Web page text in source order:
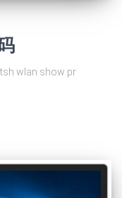
wlan show pr